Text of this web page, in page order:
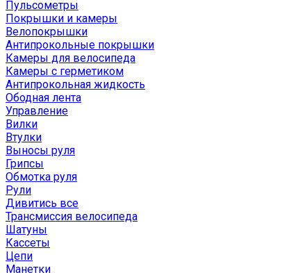
Пульсометры
Покрышки и камеры
Велопокрышки
Антипрокольные покрышки
Камеры для велосипеда
Камеры с герметиком
Антипрокольная жидкость
Ободная лента
Управление
Вилки
Втулки
Выносы руля
Грипсы
Обмотка руля
Рули
Дивитись все
Трансмиссия велосипеда
Шатуны
Кассеты
Цепи
Манетки